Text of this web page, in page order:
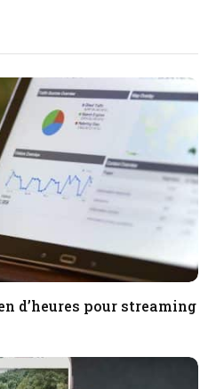
d’heures pour streaming